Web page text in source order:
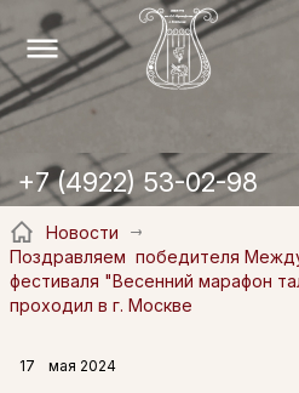
+7 (4922) 53-02-98
Новости
Поздравляем победителя
фестиваля "Весенний марафон
проходил в г. Москве
17 мая 2024